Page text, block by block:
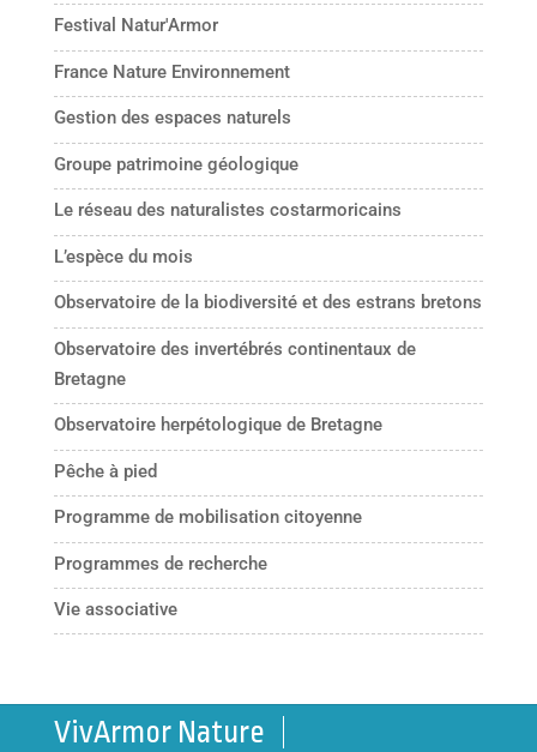
Festival Natur'Armor
France Nature Environnement
Gestion des espaces naturels
Groupe patrimoine géologique
Le réseau des naturalistes costarmoricains
L’espèce du mois
Observatoire de la biodiversité et des estrans bretons
Observatoire des invertébrés continentaux de
Bretagne
Observatoire herpétologique de Bretagne
Pêche à pied
Programme de mobilisation citoyenne
Programmes de recherche
Vie associative
VivArmor Nature